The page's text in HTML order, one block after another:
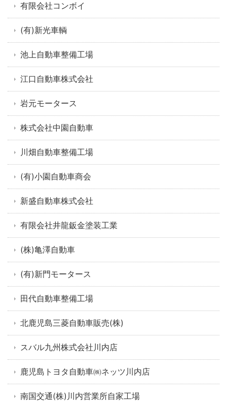
有限会社コンボイ
(有)新光車輌
池上自動車整備工場
江口自動車株式会社
岩元モータース
株式会社中園自動車
川畑自動車整備工場
(有)小園自動車商会
新盛自動車株式会社
有限会社井龍鈑金塗装工業
(株)亀澤自動車
(有)新門モータース
田代自動車整備工場
北鹿児島三菱自動車販売(株)
スバル九州株式会社川内店
鹿児島トヨタ自動車㈱ネッツ川内店
南国交通(株)川内営業所自家工場